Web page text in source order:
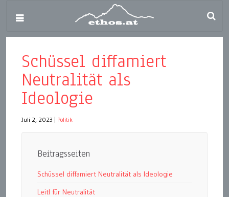
Schüssel diffamiert
Neutralität als
Ideologie
Juli 2, 2023 Politik
Beitragsseiten
Schüssel diffamiert Neutralität als Ideologie
Leitl für Neutralität